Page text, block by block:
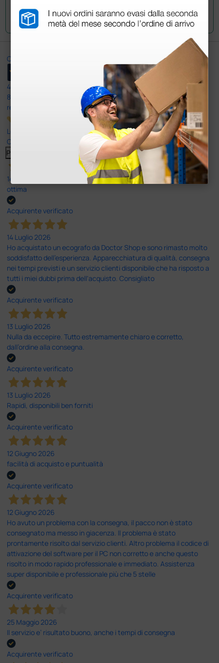
Invia la tua domanda
Ottimo
4,6
8.330
recensioni
Le nostre recensioni a 4 e 5 stelle.
Clicca qui per leggerle tutte >
Precedente
Successivo
14 Luglio 2026
ottima
Acquirente verificato
14 Luglio 2026
Ho acquistato un ecografo da Doctor Shop e sono rimasto molto
soddisfatto dell'esperienza. Apparecchiatura di qualità, consegna
nei tempi previsti e un servizio clienti disponibile che ha risposto a
tutti i miei dubbi prima dell'acquisto. Consigliato
Acquirente verificato
13 Luglio 2026
Nulla da eccepire. Tutto estremamente chiaro e corretto,
dall’ordine alla consegna.
Acquirente verificato
13 Luglio 2026
Rapidi, disponibili ben forniti
Acquirente verificato
12 Giugno 2026
facilità di acquisto e puntualità
Acquirente verificato
12 Giugno 2026
Ho avuto un problema con la consegna, il pacco non è stato
consegnato ma messo in giacenza. Il problema è stato
prontamente risolto dal servizio clienti. Altro problema il codice di
attivazione del software per il PC non corretto e anche questo
risolto in modo rapido professionale e immediato. Assistenza
super disponibile e professionale più che 5 stelle
Acquirente verificato
25 Maggio 2026
Il servizio e’ risultato buono, anche i tempi di consegna
Acquirente verificato